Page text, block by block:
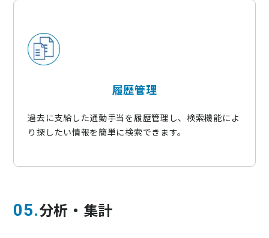
履歴管理
過去に支給した通勤手当を履歴管理し、検索機能によ
り探したい情報を簡単に検索できます。
05 分析・集計